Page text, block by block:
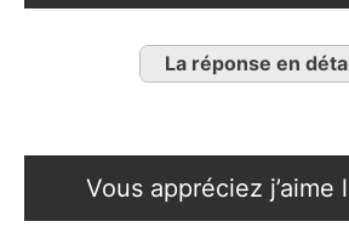
La réponse en
Vous appréciez j’aime